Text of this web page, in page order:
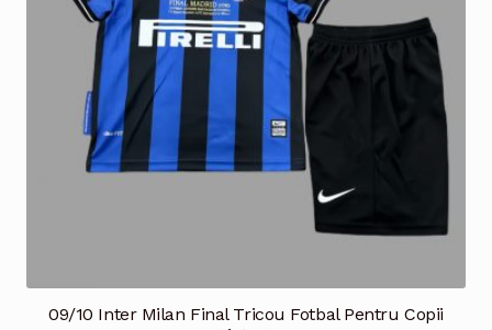
09/10 Inter Milan Final Tricou Fotbal Pentru Copii